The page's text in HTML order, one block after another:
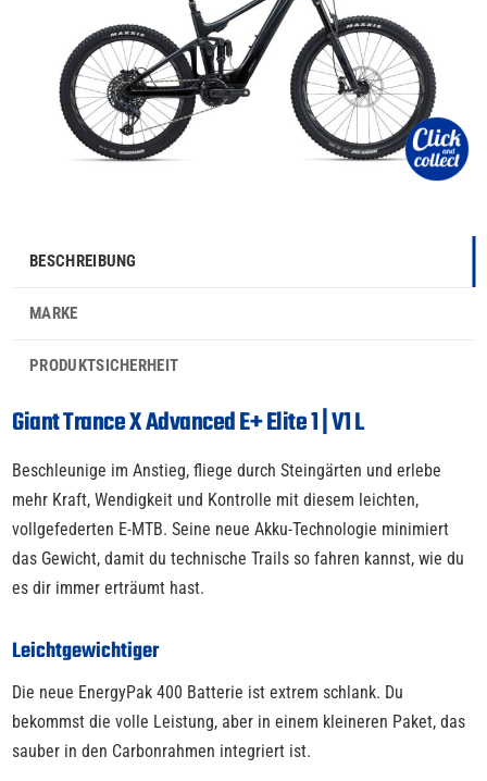
BESCHREIBUNG
MARKE
PRODUKTSICHERHEIT
Giant Trance X Advanced E+ Elite 1 | V1 L
Beschleunige im Anstieg, fliege durch Steingärten und erlebe
mehr Kraft, Wendigkeit und Kontrolle mit diesem leichten,
vollgefederten E-MTB. Seine neue Akku-Technologie minimiert
das Gewicht, damit du technische Trails so fahren kannst, wie du
es dir immer erträumt hast.
Leichtgewichtiger
Die neue EnergyPak 400 Batterie ist extrem schlank. Du
bekommst die volle Leistung, aber in einem kleineren Paket, das
sauber in den Carbonrahmen integriert ist.